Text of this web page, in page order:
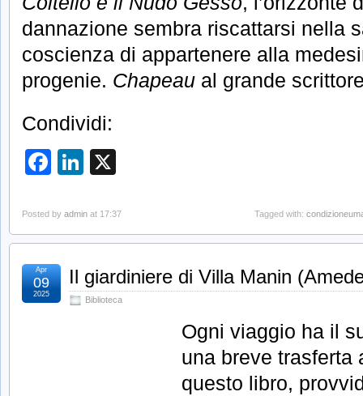
dannazione sembra riscattarsi nella
coscienza di appartenere alla
progenie. Chapeau al grande
Condividi:
Facebook
LinkedIn
Posted by admin at 17:37 Tagged with:
Il giardiniere di Villa Manin
Biblioteca
Apr
09
2025
Ogni viaggio ha il
una breve trasferta
questo libro,